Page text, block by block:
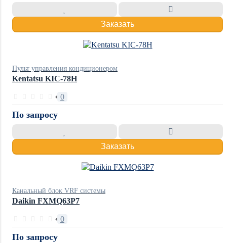
Заказать
Пульт управления кондиционером
Kentatsu KIC-78H
0
По запросу
Заказать
Канальный блок VRF системы
Daikin FXMQ63P7
0
По запросу